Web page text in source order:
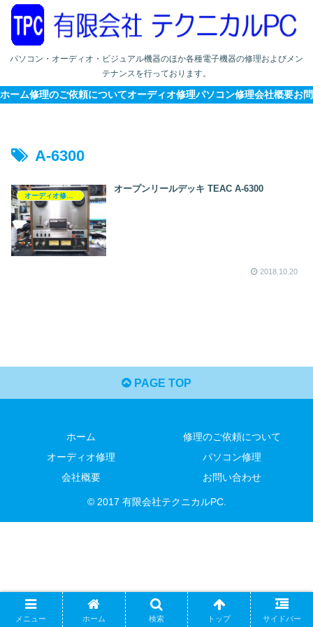
パソコン・オーディオ・ビジュアル機器のほか各種電子機器の修理およびメン
テナンスを行っております。
ホーム修理のご依頼についてオーディオ修理パソコン修理会社概要お
A-6300
オープンリールデッキ TEAC A-6300
2018.10.20
PAGE TOP
ホーム
修理のご依頼について
オーディオ修理
パソコン修理
会社概要
お問い合わせ
© 2017 有限会社テクニカルPC.
メニュー ホーム 検索 トップ サイドバー